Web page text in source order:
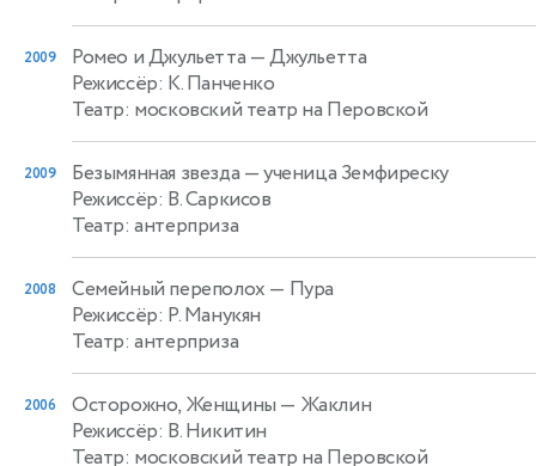
2009 Ромео и Джульетта — Джульетта
Режиссёр: К. Панченко
Театр: московский театр на Перовской
2009 Безымянная звезда — ученица Земфиреску
Режиссёр: В. Саркисов
Театр: антерприза
2008 Семейный переполох — Пура
Режиссёр: Р. Манукян
Театр: антерприза
2006 Осторожно, Женщины — Жаклин
Режиссёр: В. Никитин
Театр: московский театр на Перовской